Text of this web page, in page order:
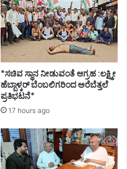
*ಸಚಿವ ಸ್ಥಾನ ನೀಡುವಂತೆ ಆಗ್ರಹ :ಲಕ್ಷ್ಮೀ
ಹೆಬ್ಬಾಳ್ಕರ್ ಬೆಂಬಲಿಗರಿಂದ ಅರೆಬೆತ್ತಲೆ
ಪ್ರತಿಭಟನೆ*
17 hours ago